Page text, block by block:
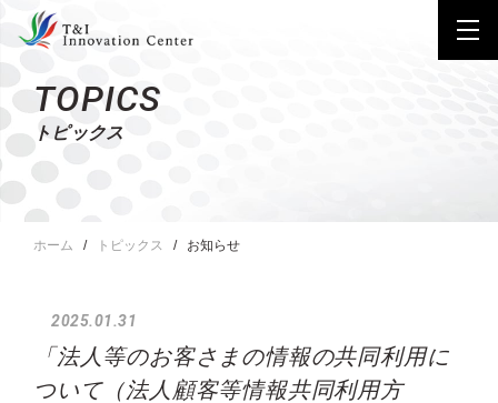
TOPICS
トピックス
ホーム トピックス お知らせ
2025.01.31
「法人等のお客さまの情報の共同利用に
ついて（法人顧客等情報共同利用方